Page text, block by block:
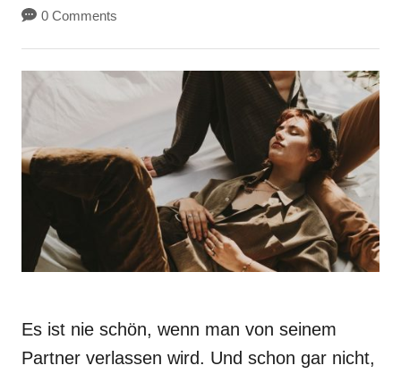
0 Comments
Es ist nie schön, wenn man von seinem
Partner verlassen wird. Und schon gar nicht,